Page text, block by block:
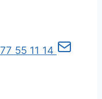
55 11 14